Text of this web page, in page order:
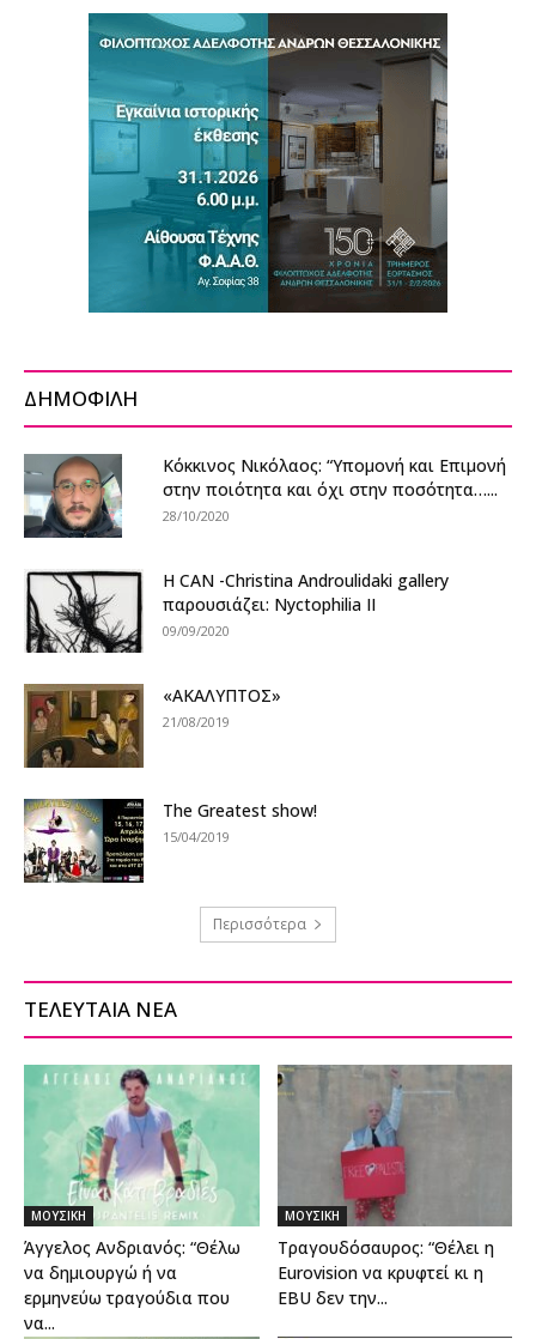
ΔΗΜΟΦΙΛΗ
Κόκκινος Νικόλαος: “Υπομονή και Επιμονή
στην ποιότητα και όχι στην ποσότητα…...
28/10/2020
Η CAN -Christina Androulidaki gallery
παρουσιάζει: Nyctophilia II
09/09/2020
«ΑΚΑΛΥΠΤΟΣ»
21/08/2019
The Greatest show!
15/04/2019
Περισσότερα
ΤΕΛΕΥΤΑΙΑ ΝΕΑ
ΜΟΥΣΙΚΗ
Άγγελος Ανδριανός: “Θέλω
να δημιουργώ ή να
ερμηνεύω τραγούδια που
να...
ΜΟΥΣΙΚΗ
Τραγουδόσαυρος: “Θέλει η
Eurovision να κρυφτεί κι η
EBU δεν την...